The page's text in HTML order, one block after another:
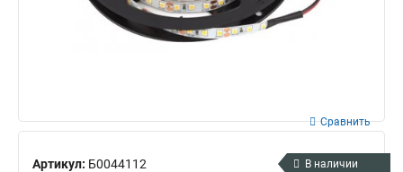
Артикул: Б0044112
Сравнить
В наличии